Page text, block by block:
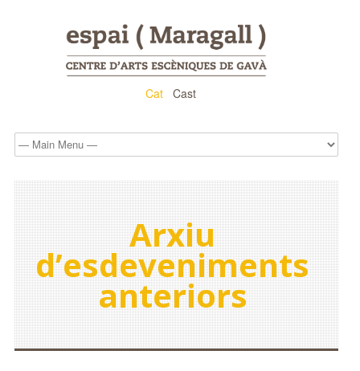
Cat Cast
Arxiu
d’esdeveniments
anteriors